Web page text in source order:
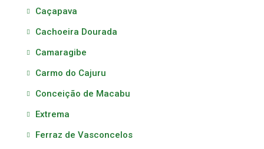
Caçapava
Cachoeira Dourada
Camaragibe
Carmo do Cajuru
Conceição de Macabu
Extrema
Ferraz de Vasconcelos